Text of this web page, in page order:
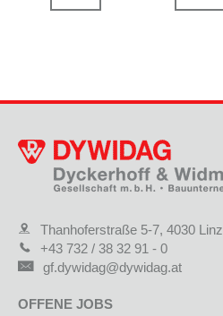
Thanhoferstraße 5-7, 4030 Linz
+43 732 / 38 32 91 - 0
gf.dywidag@dywidag.at
OFFENE JOBS